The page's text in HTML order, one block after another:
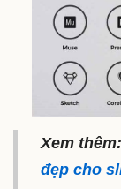
Xem thêm:
đẹp cho